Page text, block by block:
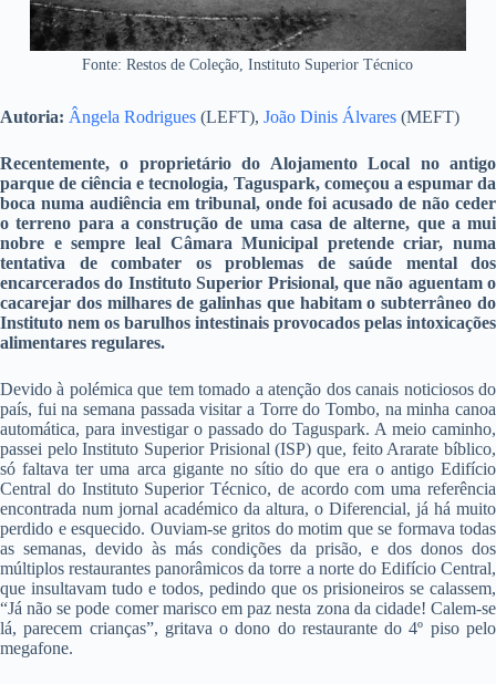
Fonte: Restos de Coleção, Instituto Superior Técnico
Autoria: Ângela Rodrigues (LEFT), João Dinis Álvares (MEFT)
Recentemente, o proprietário do Alojamento Local no antigo
parque de ciência e tecnologia, Taguspark, começou a espumar da
boca numa audiência em tribunal, onde foi acusado de não ceder
o terreno para a construção de uma casa de alterne, que a mui
nobre e sempre leal Câmara Municipal pretende criar, numa
tentativa de combater os problemas de saúde mental dos
encarcerados do Instituto Superior Prisional, que não aguentam o
cacarejar dos milhares de galinhas que habitam o subterrâneo do
Instituto nem os barulhos intestinais provocados pelas intoxicações
alimentares regulares.
Devido à polémica que tem tomado a atenção dos canais noticiosos do
país, fui na semana passada visitar a Torre do Tombo, na minha canoa
automática, para investigar o passado do Taguspark. A meio caminho,
passei pelo Instituto Superior Prisional (ISP) que, feito Ararate bíblico,
só faltava ter uma arca gigante no sítio do que era o antigo Edifício
Central do Instituto Superior Técnico, de acordo com uma referência
encontrada num jornal académico da altura, o Diferencial, já há muito
perdido e esquecido. Ouviam-se gritos do motim que se formava todas
as semanas, devido às más condições da prisão, e dos donos dos
múltiplos restaurantes panorâmicos da torre a norte do Edifício Central,
que insultavam tudo e todos, pedindo que os prisioneiros se calassem,
“Já não se pode comer marisco em paz nesta zona da cidade! Calem-se
lá, parecem crianças”, gritava o dono do restaurante do 4º piso pelo
megafone.